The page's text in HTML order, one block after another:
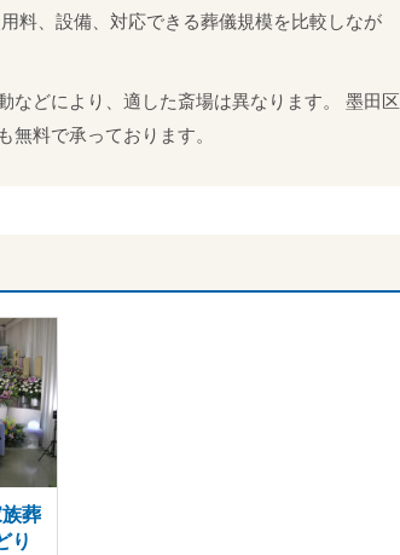
料、設備、対応できる葬儀規模を比較しなが
などにより、適した斎場は異なります。 墨田区
無料で承っております。
葬
り